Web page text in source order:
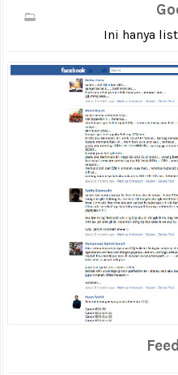
Ini hanya